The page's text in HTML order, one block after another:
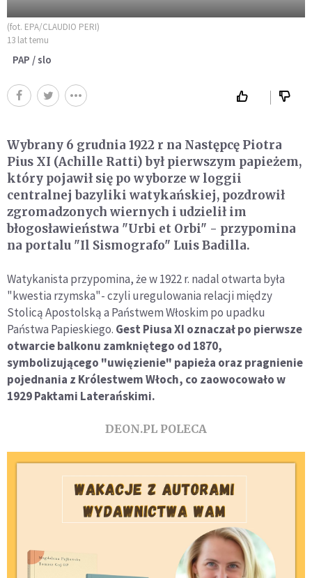
(fot. EPA/CLAUDIO PERI)
13 lat temu
PAP / slo
Wybrany 6 grudnia 1922 r na Następcę Piotra
Pius XI (Achille Ratti) był pierwszym papieżem,
który pojawił się po wyborze w loggii
centralnej bazyliki watykańskiej, pozdrowił
zgromadzonych wiernych i udzielił im
błogosławieństwa "Urbi et Orbi" - przypomina
na portalu "Il Sismografo" Luis Badilla.
Watykanista przypomina, że w 1922 r. nadal otwarta była
"kwestia rzymska"- czyli uregulowania relacji między
Stolicą Apostolską a Państwem Włoskim po upadku
Państwa Papieskiego. Gest Piusa XI oznaczał po pierwsze
otwarcie balkonu zamkniętego od 1870,
symbolizującego "uwięzienie" papieża oraz pragnienie
pojednania z Królestwem Włoch, co zaowocowało w
1929 Paktami Laterańskimi.
DEON.PL POLECA